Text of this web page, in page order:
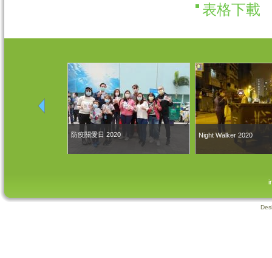
表格下載
防疫關愛日 2020 Night Walker 2020